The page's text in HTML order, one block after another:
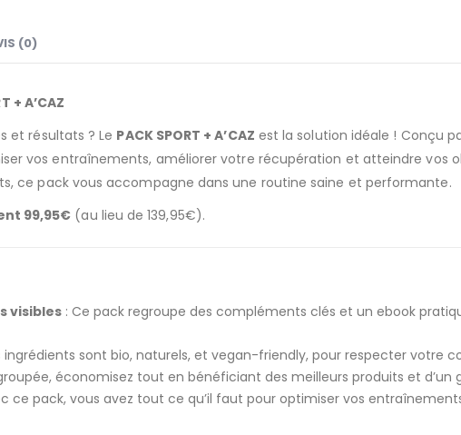
(0)
+ A’CAZ
et résultats ? Le PACK SPORT + A’CAZ est la solution idéale ! Conçu
vos entraînements, améliorer votre récupération et atteindre vos
ce pack vous accompagne dans une routine saine et performante.
99,95€ (au lieu de 139,95€).
visibles : Ce pack regroupe des compléments clés et un ebook
ingrédients sont bio, naturels, et vegan-friendly, pour respecter votre
économisez tout en bénéficiant des meilleurs produits et d’un
ce pack, vous avez tout ce qu’il faut pour optimiser vos